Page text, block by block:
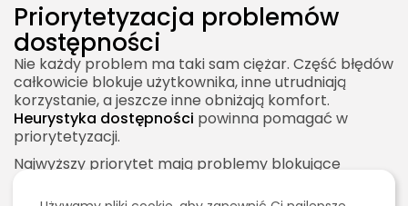
Priorytetyzacja problemów
dostępności
Nie każdy problem ma taki sam ciężar. Część błędów
całkowicie blokuje użytkownika, inne utrudniają
korzystanie, a jeszcze inne obniżają komfort.
Heurystyka dostępności powinna pomagać w
priorytetyzacji.
Najwyższy priorytet mają problemy blokujące
zamówienia, zalogować się, wysłać formularza,